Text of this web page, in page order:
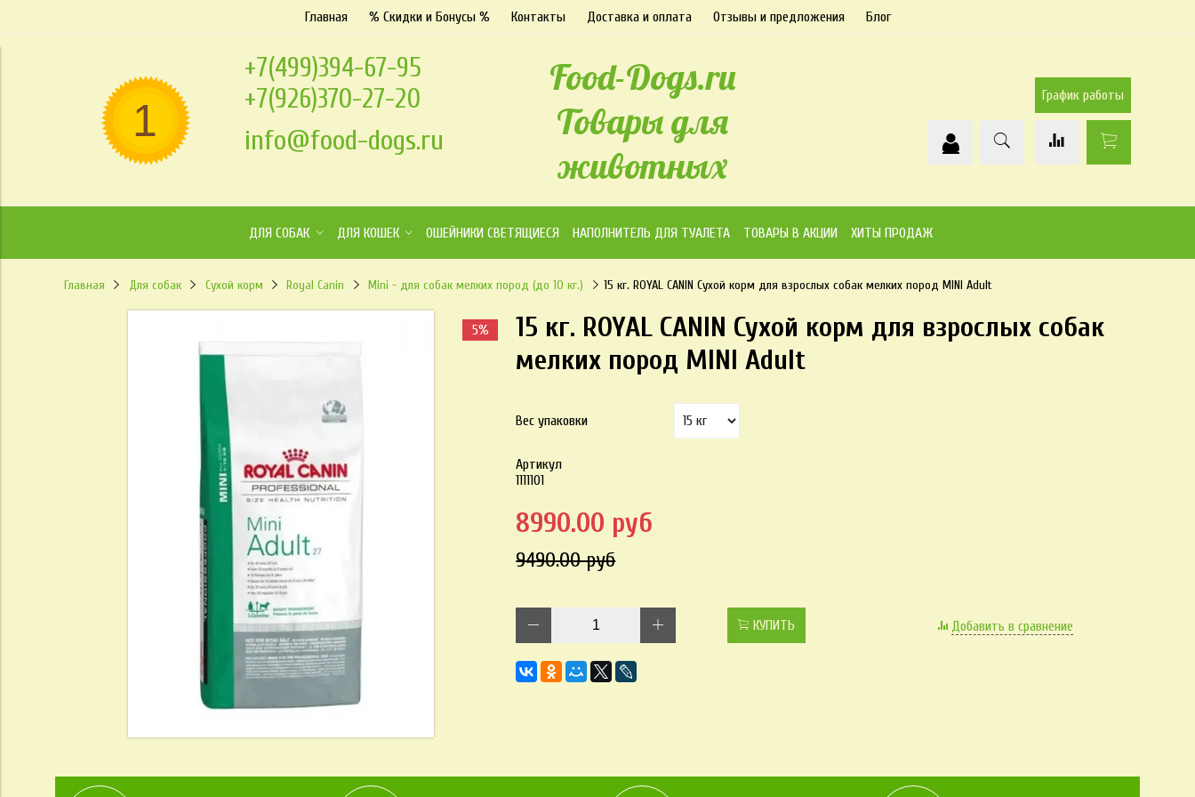
Главная % Скидки и Бонусы % Контакты Доставка и оплата Отзывы и предложения Блог
+7(499)394-67-95
+7(926)370-27-20
info@food-dogs.ru
Food-Dogs.ru
Товары для
животных
График работы
ДЛЯ СОБАК ДЛЯ КОШЕК ОШЕЙНИКИ СВЕТЯЩИЕСЯ НАПОЛНИТЕЛЬ ДЛЯ ТУАЛЕТА ТОВАРЫ В АКЦИИ ХИТЫ ПРОДАЖ
Главная Для собак Сухой корм Royal Canin Mini - для собак мелких пород (до 10 кг.) 15 кг. ROYAL CANIN Сухой корм для взрослых собак мелких пород MINI Adult
5%
15 кг. ROYAL CANIN Сухой корм для взрослых собак
мелких пород MINI Adult
Вес упаковки
Артикул
1111101
8990.00 руб
9490.00 руб
КУПИТЬ Добавить в сравнение